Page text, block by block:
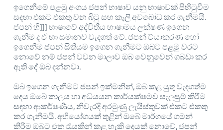
ඉගෙනීමේ පළමු අංගය ජපන් භාෂාව යනු භාෂාවක් පිහිටුවීම
සඳහා එකට එකතු වන බිටු සහ කෑලි අවබෝධ කර ගැනීමයි.
ජපන් හි]]] භාෂාවේ අද්විතීය භාෂාමය ලක්ෂණ ඉගෙන
ගැනීම ද ඒ හා සමානව වැදගත් වේ. ජපන් ව්යාකරණ හෝ
ඉගෙනීම ජපන් සිතියම ඉගෙන ගැනීමට ඔබට පළමු වරට
නොවේ නම් ජපන් වචන මාලාව ඔබ වෙනුවෙන් ගබඩා කර
ඇති දේ ඔබ දන්නවා.
ඔබ ඉගෙන ගැනීමට ජපන් ඉක්මනින්, ඔබ කළ යුතු වැදගත්ම
දෙය ඔබේ කාලය හා අධ්යයන කාර්යක්ෂමව සැලසුම් කිරීම
සඳහා ආකර්ෂණීය, නිවැරදි අරමුණු ලැයිස්තුවක් එකට එකතු
කර ගැනීමයි. අභියෝගයක් තුළින් ඔබේ මාර්ගයේ ගමන්
කිරීම ඔබට එක රැයකින් කළ හැකි දෙයක් නොවේ, ජපන්